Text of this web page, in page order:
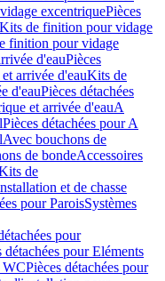
excentriquePièces
Kits de finition pour vidage
finition pour vidage
d'eauPièces
arrivée d'eauKits de
d'eauPièces détachées
et arrivée d'eauA
Pièces détachées pour A
Avec bouchons de
de bondeAccessoires
de
et de chasse
pour ParoisSystèmes
pour
détachées pour Eléments
WCPièces détachées pour